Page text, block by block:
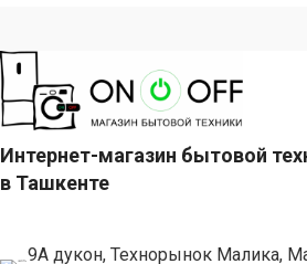
Интернет-магазин бытовой
в Ташкенте
9А дукон, Технорынок Малика,